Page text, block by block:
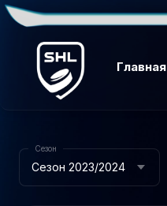
Главная
Сезон 2023/2024
Сезон